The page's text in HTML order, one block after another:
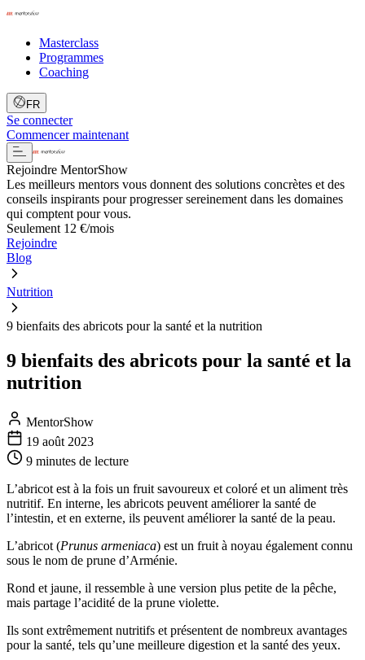
Masterclass
Programmes
Coaching
FR
Se connecter
Commencer maintenant
Rejoindre MentorShow
Les meilleurs mentors vous donnent des solutions concrètes et des
conseils inspirants pour progresser sereinement dans les domaines
qui comptent pour vous.
Seulement 12 €/mois
Rejoindre
Blog
Nutrition
9 bienfaits des abricots pour la santé et la nutrition
9 bienfaits des abricots pour la santé et la
nutrition
MentorShow
19 août 2023
9 minutes de lecture
L’abricot est à la fois un fruit savoureux et coloré et un aliment très
nutritif. En interne, les abricots peuvent améliorer la santé de
l’intestin, et en externe, ils peuvent améliorer la santé de la peau.
L’abricot (Prunus armeniaca) est un fruit à noyau également connu
sous le nom de prune d’Arménie.
Rond et jaune, il ressemble à une version plus petite de la pêche,
mais partage l’acidité de la prune violette.
Ils sont extrêmement nutritifs et présentent de nombreux avantages
pour la santé, tels qu’une meilleure digestion et la santé des yeux.